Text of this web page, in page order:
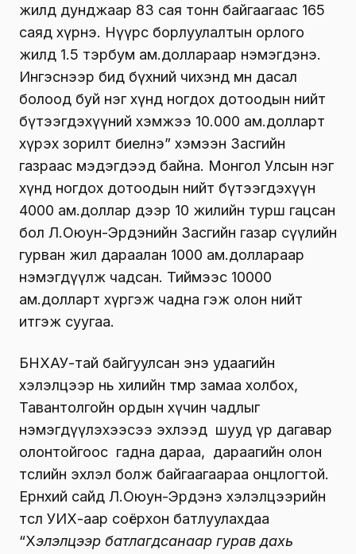
жилд дунджаар 83 сая тонн байгаагаас 165
саяд хүрнэ. Нүүрс борлуулалтын орлого
жилд 1.5 тэрбум ам.доллараар нэмэгдэнэ.
Ингэснээр бид бүхний чихэнд мөн дасал
болоод буй нэг хүнд ногдох дотоодын нийт
бүтээгдэхүүний хэмжээ 10.000 ам.долларт
хүрэх зорилт биелнэ” хэмээн Засгийн
газраас мэдэгдээд байна. Монгол Улсын нэг
хүнд ногдох дотоодын нийт бүтээгдэхүүн
4000 ам.доллар дээр 10 жилийн турш гацсан
бол Л.Оюун-Эрдэнийн Засгийн газар сүүлийн
гурван жил дараалан 1000 ам.доллараар
нэмэгдүүлж чадсан. Тиймээс 10000
ам.долларт хүргэж чадна гэж олон нийт
итгэж суугаа.
БНХАУ-тай байгуулсан энэ удаагийн
хэлэлцээр нь хилийн төмөр замаа холбох,
Тавантолгойн ордын хүчин чадлыг
нэмэгдүүлэхээсээ эхлээд шууд үр дагавар
олонтойгоос гадна дараа, дараагийн олон
төслийн эхлэл болж байгаагаараа онцлогтой.
Ерөнхий сайд Л.Оюун-Эрдэнэ хэлэлцээрийн
төслөө УИХ-аар соёрхон батлуулахдаа
“Хэлэлцээр батлагдсанаар гурав дахь